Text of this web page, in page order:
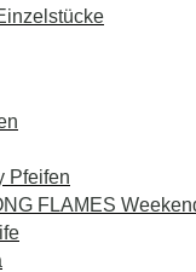
Pfeifen
FLAMES